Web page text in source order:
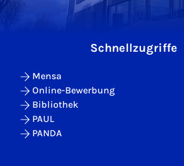
Schnellzugriffe
Mensa
Online-Bewerbung
Bibliothek
PAUL
PANDA